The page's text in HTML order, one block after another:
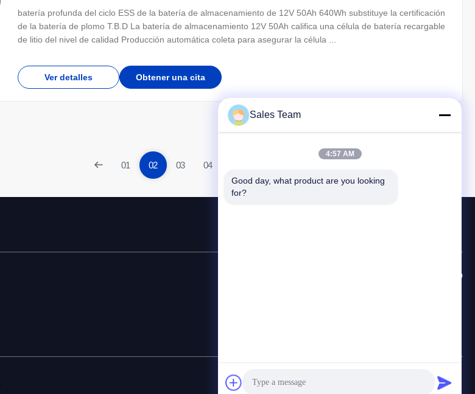
batería profunda del ciclo ESS de la batería de almacenamiento de 12V 50Ah 640Wh substituye la certificación
de la batería de plomo T.B.D La batería de almacenamiento 12V 50Ah califica una célula de batería recargable
de litio del nivel de calidad Producción automática coleta para asegurar la célula ...
Ver detalles Obtener una cita
01 02 03 04
Línea Directa de Contacto
Mapa del Sitio
Sales Team
4:57 AM
Good day, what product are you looking
for?